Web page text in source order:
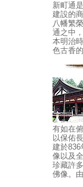
新町通
建設的
八幡繁
通之中
本明治
色古香
有如在
以保佑
建於836
像以及
珍藏許
佛像。